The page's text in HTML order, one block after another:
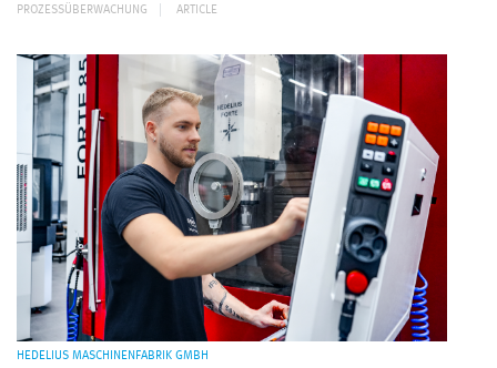
PROZESSÜBERWACHUNG ARTICLE
HEDELIUS MASCHINENFABRIK GMBH